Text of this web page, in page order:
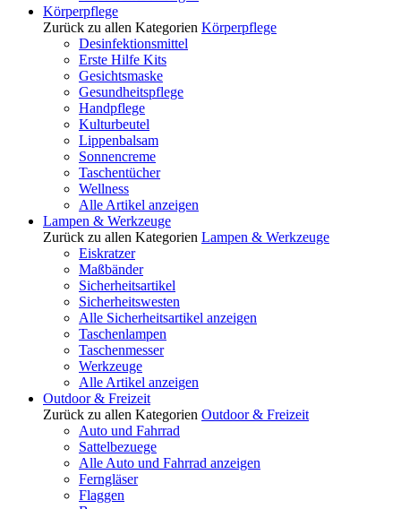
Körperpflege
Zurück zu allen Kategorien Körperpflege
Desinfektionsmittel
Erste Hilfe Kits
Gesichtsmaske
Gesundheitspflege
Handpflege
Kulturbeutel
Lippenbalsam
Sonnencreme
Taschentücher
Wellness
Alle Artikel anzeigen
Lampen & Werkzeuge
Zurück zu allen Kategorien Lampen & Werkzeuge
Eiskratzer
Maßbänder
Sicherheitsartikel
Sicherheitswesten
Alle Sicherheitsartikel anzeigen
Taschenlampen
Taschenmesser
Werkzeuge
Alle Artikel anzeigen
Outdoor & Freizeit
Zurück zu allen Kategorien Outdoor & Freizeit
Auto und Fahrrad
Sattelbezuege
Alle Auto und Fahrrad anzeigen
Ferngläser
Flaggen